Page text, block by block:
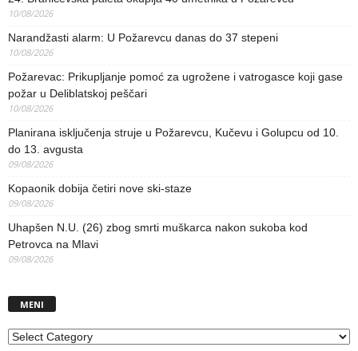
10/08/2026
Narandžasti alarm: U Požarevcu danas do 37 stepeni
10/08/2026
Požarevac: Prikupljanje pomoć za ugrožene i vatrogasce koji gase
požar u Deliblatskoj peščari
10/08/2026
Planirana isključenja struje u Požarevcu, Kučevu i Golupcu od 10.
do 13. avgusta
09/08/2026
Kopaonik dobija četiri nove ski-staze
09/08/2026
Uhapšen N.U. (26) zbog smrti muškarca nakon sukoba kod
Petrovca na Mlavi
09/08/2026
MENI
MENI